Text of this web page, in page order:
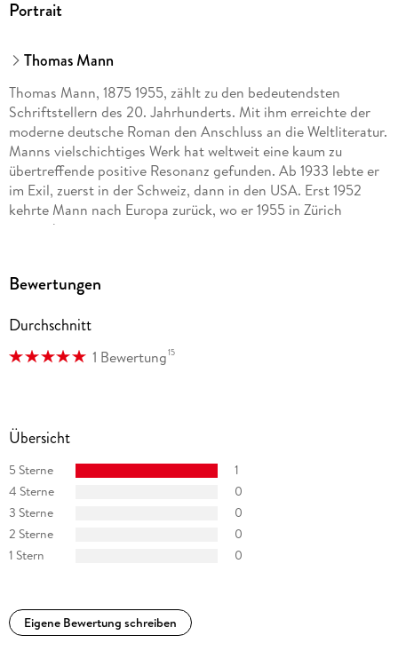
Portrait
Thomas Mann
Thomas Mann, 1875 1955, zählt zu den bedeutendsten
Schriftstellern des 20. Jahrhunderts. Mit ihm erreichte der
moderne deutsche Roman den Anschluss an die Weltliteratur.
Manns vielschichtiges Werk hat weltweit eine kaum zu
übertreffende positive Resonanz gefunden. Ab 1933 lebte er
im Exil, zuerst in der Schweiz, dann in den USA. Erst 1952
kehrte Mann nach Europa zurück, wo er 1955 in Zürich
verstarb.
Bewertungen
Durchschnitt
1 Bewertung15
Übersicht
5 Sterne
1
4 Sterne
0
3 Sterne
0
2 Sterne
0
1 Stern
0
Eigene Bewertung schreiben